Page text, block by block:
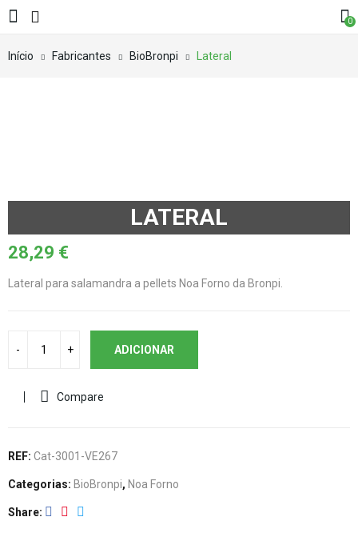
0
Início Fabricantes BioBronpi Lateral
LATERAL
28,29 €
Lateral para salamandra a pellets Noa Forno da Bronpi.
ADICIONAR
Compare
REF: Cat-3001-VE267
Categorias: BioBronpi, Noa Forno
Share